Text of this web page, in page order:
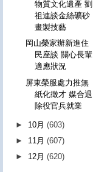
物質文化遺產 劉
祖連談金絲礦砂
畫製技藝
岡山榮家辦新進住
民座談 關心長輩
適應狀況
屏東榮服處力推無
紙化徵才 媒合退
除役官兵就業
► 10月(603)
► 11月(607)
► 12月(620)